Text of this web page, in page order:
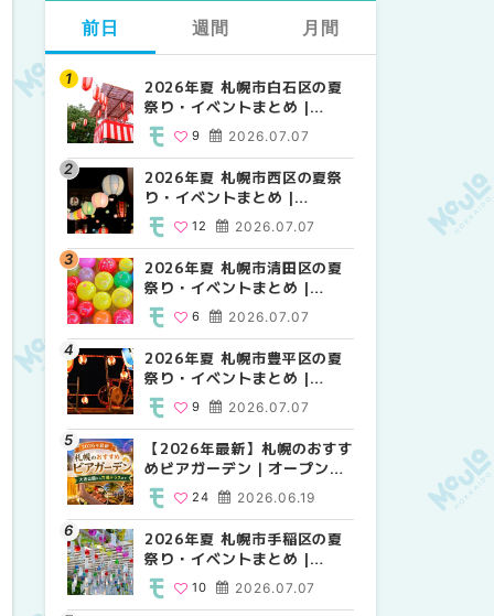
前日
2026年夏 札幌市白石区の夏
祭り・イベントまとめ |
MouLa HOKKAIDO
2026.07.07
9
2026年夏 札幌市西区の夏祭
り・イベントまとめ |
MouLa HOKKAIDO
2026.07.07
12
2026年夏 札幌市清田区の夏
祭り・イベントまとめ |
MouLa HOKKAIDO
2026.07.07
6
2026年夏 札幌市豊平区の夏
祭り・イベントまとめ |
MouLa HOKKAIDO
2026.07.07
9
【2026年最新】札幌のおすす
めビアガーデン｜オープン日
順に徹底紹介！大通公園から
穴場テラスまで | MouLa
HOKKAIDO
2026.06.19
24
2026年夏 札幌市手稲区の夏
祭り・イベントまとめ |
MouLa HOKKAIDO
2026.07.07
10
週間
2026年夏 札幌市西区の夏祭
り・イベントまとめ |
12
【2026年最新】札幌のおすす
めビアガーデン｜オープン日
順に徹底紹介！大通公園から
穴場テラスまで | MouLa
HOKKAIDO
24
2026年夏 札幌市白石区の夏
祭り・イベントまとめ |
9
2026年夏 札幌市手稲区の夏
祭り・イベントまとめ |
10
2026年夏 札幌市北区の夏祭
り・イベントまとめ |
9
2026年夏 札幌市清田区の夏
祭り・イベントまとめ |
6
月間
【2026年最新】札幌のおすす
めビアガーデン｜オープン日
穴場テラスまで | MouLa
HOKKAIDO
24
2026年夏 札幌市北区の夏祭
り・イベントまとめ |
9
2026年夏 札幌市白石区の夏
祭り・イベントまとめ |
9
2026年夏 札幌市西区の夏祭
り・イベントまとめ |
12
2026年夏 札幌市手稲区の夏
祭り・イベントまとめ |
10
2026年夏 札幌市清田区の夏
祭り・イベントまとめ |
6